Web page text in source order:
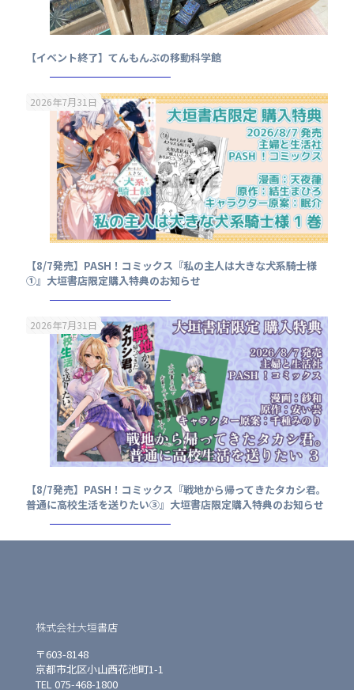
【イベント終了】てんもんぶの移動科学館
2026年7月31日
【8/7発売】PASH！コミックス『私の主人は大きな犬系騎士様
①』大垣書店限定購入特典のお知らせ
2026年7月31日
【8/7発売】PASH！コミックス『戦地から帰ってきたタカシ君。
普通に高校生活を送りたい③』大垣書店限定購入特典のお知らせ
株式会社大垣書店
〒603-8148
京都市北区小山西花池町1-1
TEL 075-468-1800